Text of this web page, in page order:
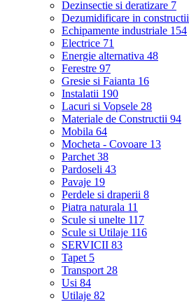
Dezinsectie si deratizare 7
Dezumidificare in constructii
Echipamente industriale 154
Electrice 71
Energie alternativa 48
Ferestre 97
Gresie si Faianta 16
Instalatii 190
Lacuri si Vopsele 28
Materiale de Constructii 94
Mobila 64
Mocheta - Covoare 13
Parchet 38
Pardoseli 43
Pavaje 19
Perdele si draperii 8
Piatra naturala 11
Scule si unelte 117
Scule si Utilaje 116
SERVICII 83
Tapet 5
Transport 28
Usi 84
Utilaje 82